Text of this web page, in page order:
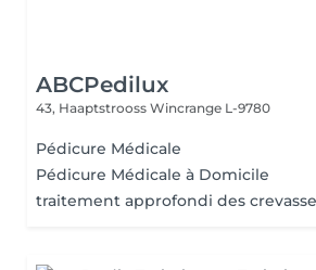
ABCPedilux
43, Haaptstrooss Wincrange L-9780
Pédicure Médicale
Pédicure Médicale à Domicile
traitement approfondi des